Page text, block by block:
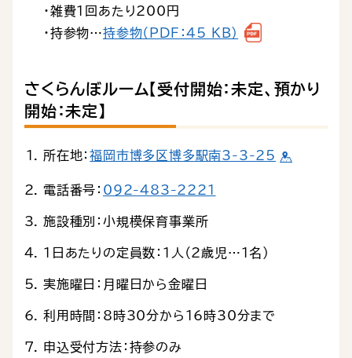
・雑費1回あたり200円
・持参物…持参物（PDF：45 KB）
さくらんぼルーム【 受付開始：未定、預かり
開始：未定】
所在地：福岡市博多区博多駅南3-3-25
電話番号： 092-483-2221
施設種別：小規模保育事業所
1日あたりの定員数：1人（2歳児…1名）
実施曜日：月曜日から金曜日
利用時間：8時30分から16時30分まで
申込受付方法：持参のみ